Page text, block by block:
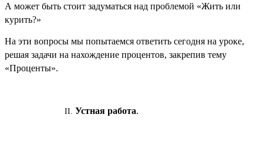
А может быть стоит задуматься над проблемой «Жить или
курить?»
На эти вопросы мы попытаемся ответить сегодня на уроке,
решая задачи на нахождение процентов, закрепив тему
«Проценты».
Устная работа.